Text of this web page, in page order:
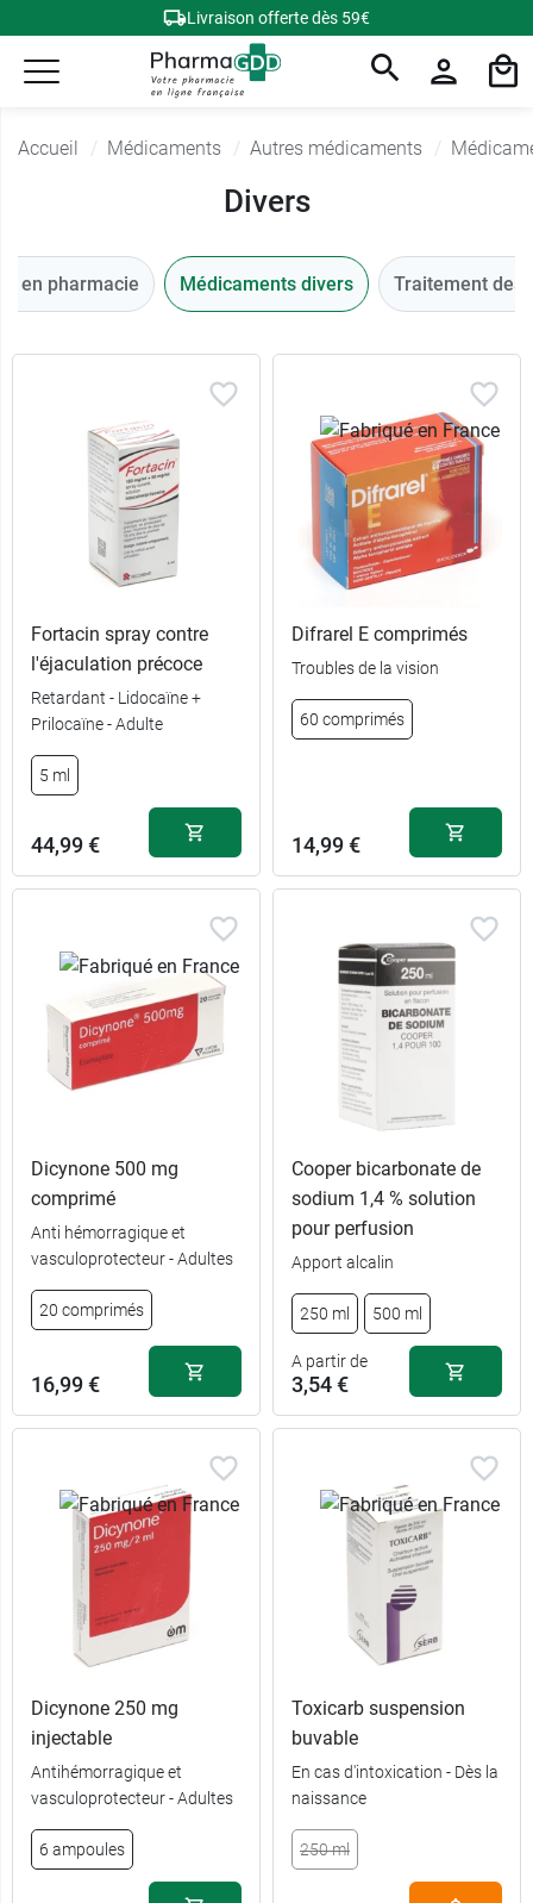
Livraison offerte dès 59€
Accueil Médicaments Autres médicaments
Divers
en pharmacie Médicaments divers Traitement des
Fortacin spray contre
l'éjaculation précoce
Retardant - Lidocaïne +
Prilocaïne - Adulte
5 ml
44,99 €
Difrarel E comprimés
Troubles de la vision
60 comprimés
14,99 €
Dicynone 500 mg
comprimé
Anti hémorragique et
vasculoprotecteur - Adultes
20 comprimés
16,99 €
Cooper bicarbonate de
sodium 1,4 % solution
pour perfusion
Apport alcalin
250 ml 500 ml
A partir de
3,54 €
250 ml
500 ml
Dicynone 250 mg
injectable
Antihémorragique et
vasculoprotecteur - Adultes
6 ampoules
Toxicarb suspension
buvable
En cas d'intoxication - Dès la
naissance
250 ml